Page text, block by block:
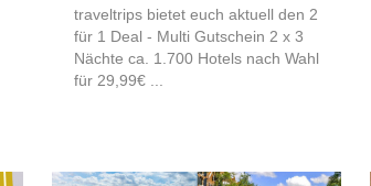
traveltrips bietet euch aktuell den 2
für 1 Deal - Multi Gutschein 2 x 3
Nächte ca. 1.700 Hotels nach Wahl
für 29,99€ ...